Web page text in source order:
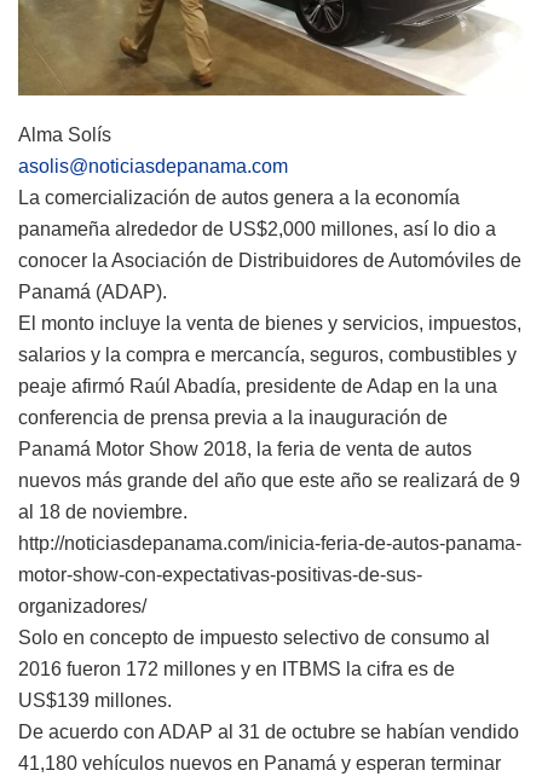
Alma Solís
asolis@noticiasdepanama.com
La comercialización de autos genera a la economía
panameña alrededor de US$2,000 millones, así lo dio a
conocer la Asociación de Distribuidores de Automóviles de
Panamá (ADAP).
El monto incluye la venta de bienes y servicios, impuestos,
salarios y la compra e mercancía, seguros, combustibles y
peaje afirmó Raúl Abadía, presidente de Adap en la una
conferencia de prensa previa a la inauguración de
Panamá Motor Show 2018, la feria de venta de autos
nuevos más grande del año que este año se realizará de 9
al 18 de noviembre.
http://noticiasdepanama.com/inicia-feria-de-autos-panama-
motor-show-con-expectativas-positivas-de-sus-
organizadores/
Solo en concepto de impuesto selectivo de consumo al
2016 fueron 172 millones y en ITBMS la cifra es de
US$139 millones.
De acuerdo con ADAP al 31 de octubre se habían vendido
41,180 vehículos nuevos en Panamá y esperan terminar